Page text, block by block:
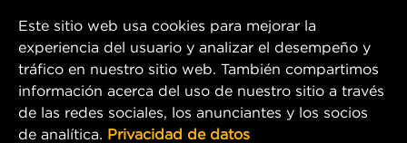
MANN+HUMMEL FT Poland
ul. Wrocławska 145,
63-800 GOSTYŃ, POLAND
Tel. +48 65 572 89 00
Este sitio web usa cookies para mejorar la
experiencia del usuario y analizar el desempeño y
tráfico en nuestro sitio web. También compartimos
información acerca del uso de nuestro sitio a través
de las redes sociales, los anunciantes y los socios
de analítica. Privacidad de datos